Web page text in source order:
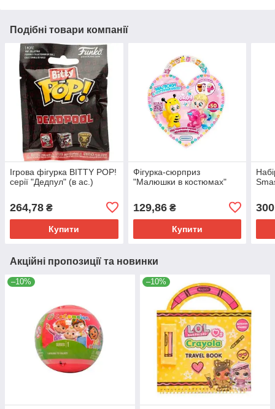
Подібні товари компанії
Ігрова фігурка BITTY POP!
серії "Дедпул" (в ас.)
264,78 ₴
Купити
Фігурка-сюрприз
"Малюшки в костюмах"
129,86₴
Купити
Акційні пропозиції та новинки
–10% –10%